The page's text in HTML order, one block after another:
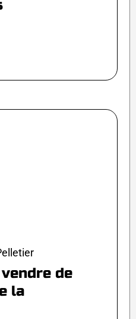
de
la